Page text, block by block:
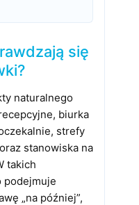
się
naturalnego
biurka
strefy
stanowiska na
takich
podejmuje
„na później”,